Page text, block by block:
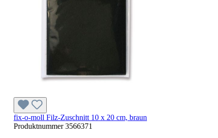
fix-o-moll Filz-Zuschnitt 10 x 20 cm, braun
Produktnummer3566371